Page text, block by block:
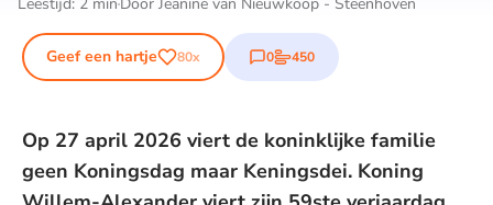
Geef een hartje 80x 0
reacties
450
stemmen
Op 27 april 2026 viert de koninklijke familie
geen Koningsdag maar Keningsdei. Koning